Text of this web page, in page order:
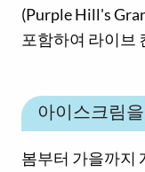
(Purple Hill's
포함하여 라이브
아이스크림
봄부터 가을까지